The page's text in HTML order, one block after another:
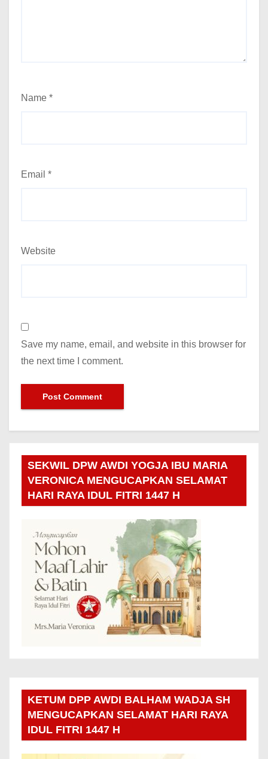
Name *
Email *
Website
Save my name, email, and website in this browser for
the next time I comment.
SEKWIL DPW AWDI YOGJA IBU MARIA
VERONICA MENGUCAPKAN SELAMAT
HARI RAYA IDUL FITRI 1447 H
KETUM DPP AWDI BALHAM WADJA SH
MENGUCAPKAN SELAMAT HARI RAYA
IDUL FITRI 1447 H